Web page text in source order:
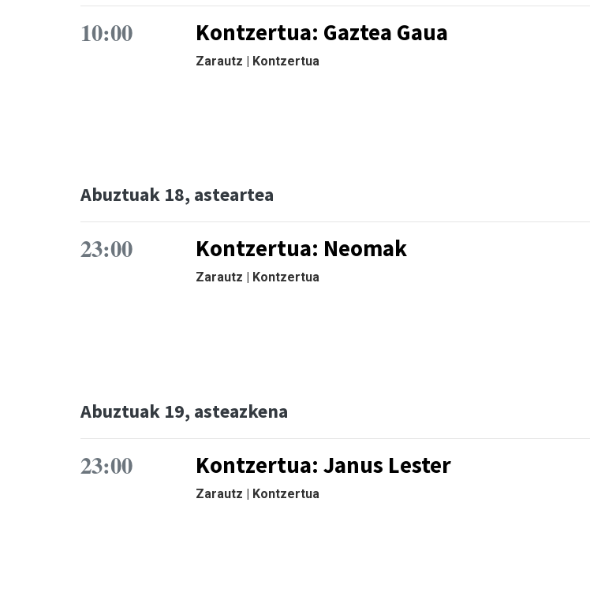
10:00 Kontzertua: Gaztea Gaua
Zarautz | Kontzertua
Abuztuak 18, asteartea
23:00 Kontzertua: Neomak
Zarautz | Kontzertua
Abuztuak 19, asteazkena
23:00 Kontzertua: Janus Lester
Zarautz | Kontzertua